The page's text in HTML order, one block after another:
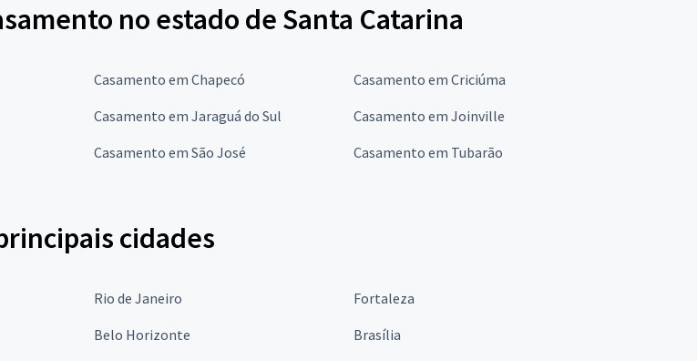
no estado de Santa Catarina
Casamento em Chapecó
Casamento em Criciúma
Casamento em Jaraguá do Sul
Casamento em Joinville
Casamento em São José Casamento em Tubarão
cidades
Rio de Janeiro
Fortaleza
Belo Horizonte
Brasília